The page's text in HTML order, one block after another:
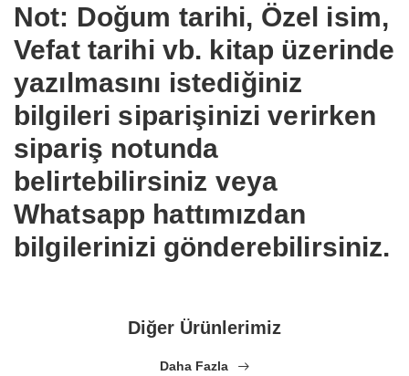
Not: Doğum tarihi, Özel isim,
Vefat tarihi vb. kitap üzerinde
yazılmasını istediğiniz
bilgileri siparişinizi verirken
sipariş notunda
belirtebilirsiniz veya
Whatsapp hattımızdan
bilgilerinizi gönderebilirsiniz.
Diğer Ürünlerimiz
Daha Fazla